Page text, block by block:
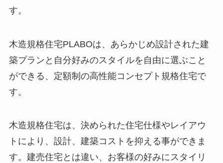
す。
木造規格住宅PLABOは、あらかじめ設計された建
築プランと自分好みのスタイルを自由に選ぶこと
ができる、定額制の高性能コンセプト規格住宅で
す。
木造規格住宅は、決められた住宅仕様やレイアウ
トにより、設計、建築コストを抑える事ができま
す。建売住宅とは違い、お客様の好みにスタイリ